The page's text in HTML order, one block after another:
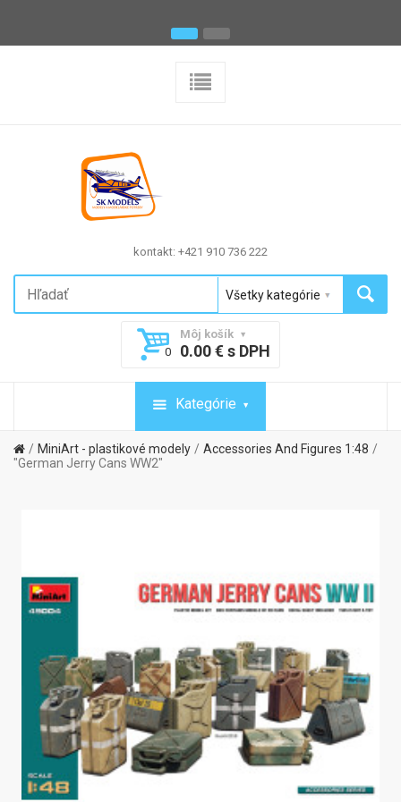
kontakt: +421 910 736 222
Môj košík
0
0.00 € s DPH
Kategórie
MiniArt - plastikové modely
Accessories And Figures 1:48
"German Jerry Cans WW2"